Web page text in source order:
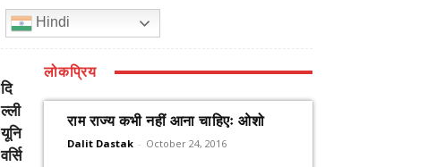
Hindi
दि
ल्ली
यूनि
वर्सि
लोकप्रिय
राम राज्य कभी नहीं आना चाहिएः ओशो
Dalit Dastak - October 24, 2016